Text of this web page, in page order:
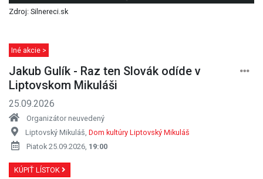
Zdroj: Silnereci.sk
Iné akcie >
Jakub Gulík - Raz ten Slovák odíde v
Liptovskom Mikuláši
25.09.2026
Organizátor neuvedený
Liptovský Mikuláš, Dom kultúry Liptovský Mikuláš
Piatok 25.09.2026, 19:00
KÚPIŤ LÍSTOK